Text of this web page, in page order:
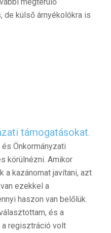
megtérülő
de külső árnyékolókra is
támogatásokat
Önkormányzati
körülnézni. Amikor
a kazánomat javítani, azt
ezekkel a
haszon van belőlük.
és a
regisztráció volt